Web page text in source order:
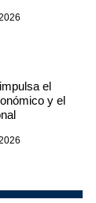
el
y el